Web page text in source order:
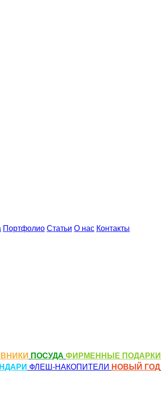
ПортфолиоСтатьи О нас Контакты
ПОСУДА ФИРМЕННЫЕ ПОДАРКИ
ФЛЕШ-НАКОПИТЕЛИ НОВЫЙ ГОД